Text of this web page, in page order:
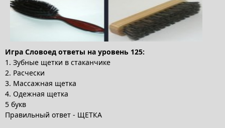
Игра Словоед ответы на уровень 125:
1. Зубные щетки в стаканчике
2. Расчески
3. Массажная щетка
4. Одежная щетка
5 букв
Правильный ответ - ЩЕТКА